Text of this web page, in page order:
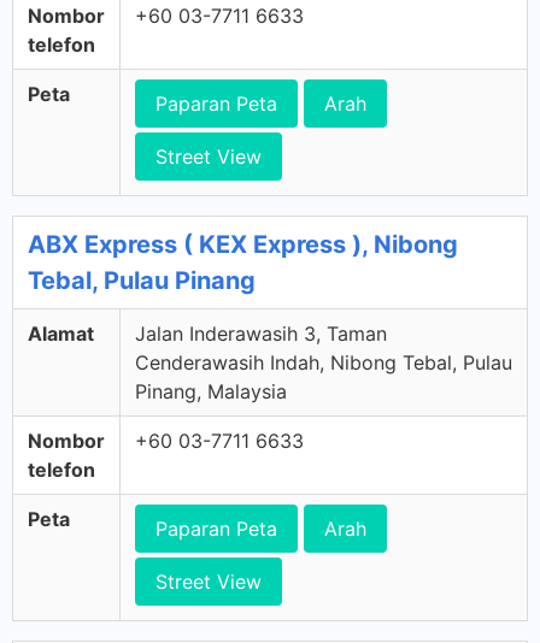
Nombor
telefon
+60 03-7711 6633
Peta Paparan Peta Arah
Street View
ABX Express ( KEX Express ), Nibong
Tebal, Pulau Pinang
Alamat
Jalan Inderawasih 3, Taman
Cenderawasih Indah, Nibong Tebal, Pulau
Pinang, Malaysia
Nombor
telefon
+60 03-7711 6633
Peta Paparan Peta Arah
Street View